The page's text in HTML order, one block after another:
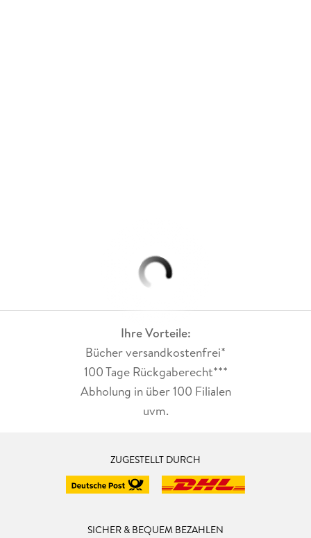
Ihre Vorteile:
Bücher versandkostenfrei*
100 Tage Rückgaberecht***
Abholung in über 100 Filialen
uvm.
ZUGESTELLT DURCH
SICHER & BEQUEM BEZAHLEN